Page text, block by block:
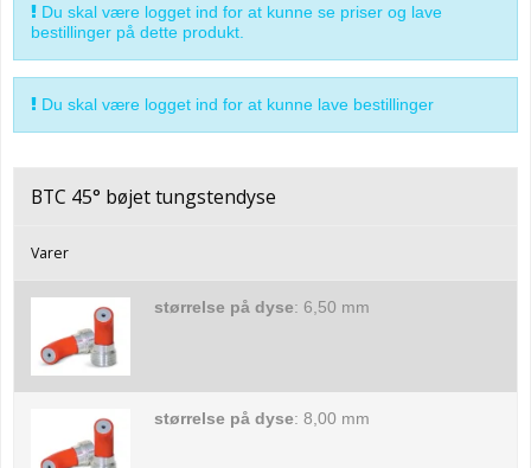
Du skal være logget ind for at kunne se priser og lave
bestillinger på dette produkt.
Du skal være logget ind for at kunne lave bestillinger
BTC 45° bøjet tungstendyse
Varer
størrelse på dyse: 6,50 mm
størrelse på dyse: 8,00 mm